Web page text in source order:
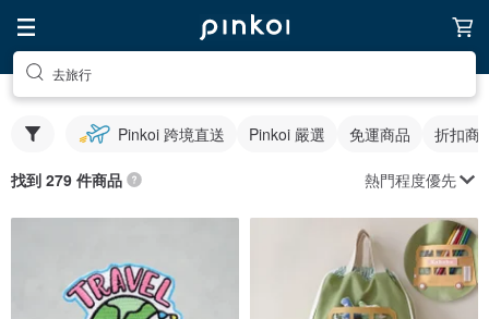
去旅行
Pinkoi 跨境直送 Pinkoi 嚴選 免運商品 折扣商
找到 279 件商品 熱門程度優先